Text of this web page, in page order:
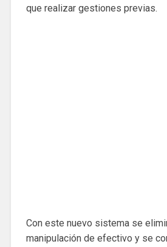
que realizar gestiones previas.
Con este nuevo sistema se
manipulación de efectivo y se